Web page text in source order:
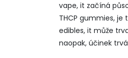
vape, it začíná
THCP gummies, je
edibles, it může
naopak, účinek